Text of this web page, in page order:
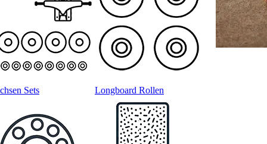
Sets Longboard Rollen